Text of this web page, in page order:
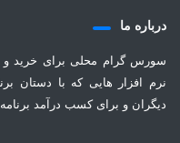
درباره ما
سورس گرام محلی برای خرید
نرم افزار هایی که با دستان
دیگران و برای کسب درآمد